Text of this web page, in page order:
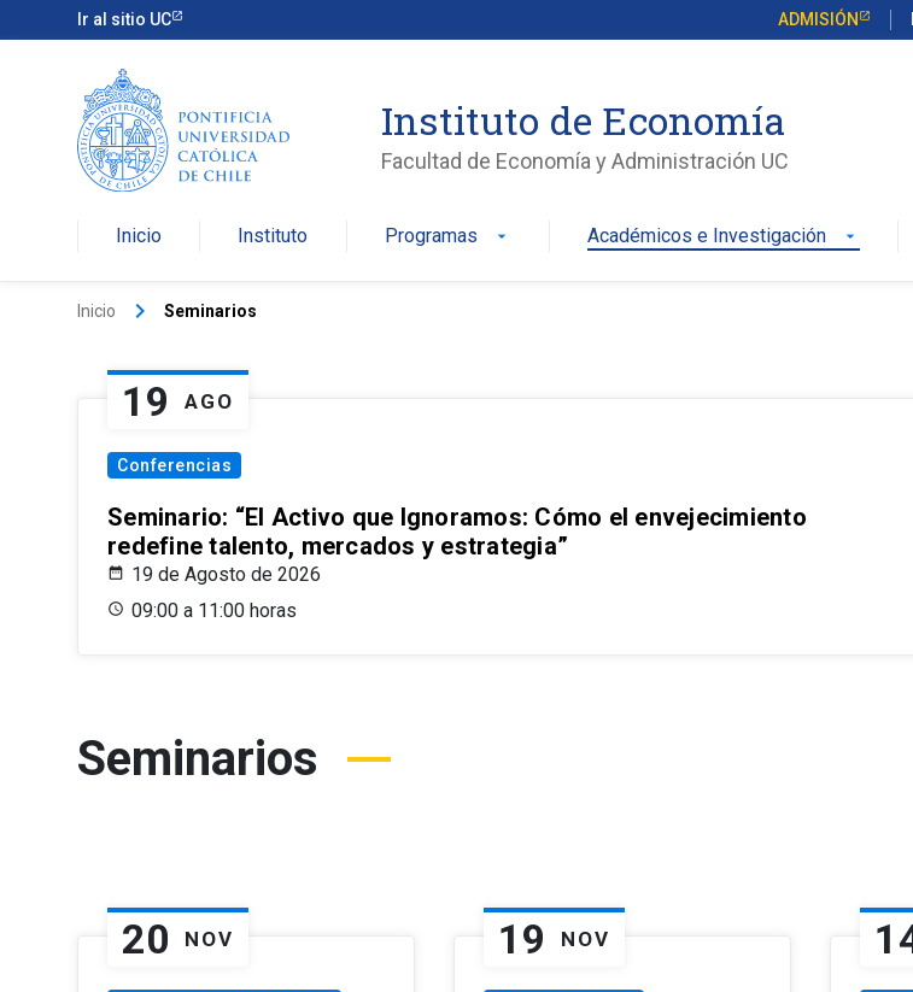
Ir al sitio UC ADMISIÓN
Instituto de Economía
Facultad de Economía y Administración UC
Inicio Instituto Programas arrow_drop_down Académicos e Investigación arrow_drop_down
Inicio keyboard_arrow_right Seminarios
19 AGO
Conferencias
Seminario: “El Activo que Ignoramos: Cómo el envejecimiento
redefine talento, mercados y estrategia”
19 de Agosto de 2026
09:00 a 11:00 horas
Seminarios
20 NOV 19 NOV